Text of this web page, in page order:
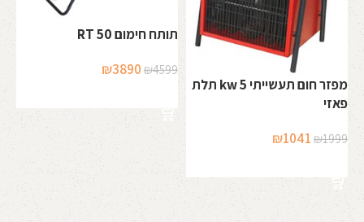
מפזר חום תעשייתי 5 kw תלת
פאזי
₪1999
המחיר
היה:
₪1041
תותח חימום RT 50
₪4599
המחיר
היה:
₪4599.
₪3890